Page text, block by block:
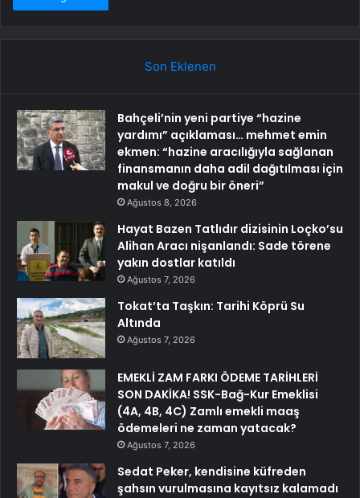
Son Eklenen
Bahçeli’nin yeni partiye “hazine
yardımı” açıklaması… mehmet emin
ekmen: “hazine aracılığıyla sağlanan
finansmanın daha adil dağıtılması için
makul ve doğru bir öneri”
Ağustos 8, 2026
Hayat Bazen Tatlıdır dizisinin Loçko’su
Alihan Aracı nişanlandı: Sade törene
yakın dostlar katıldı
Ağustos 7, 2026
Tokat’ta Taşkın: Tarihi Köprü Su
Altında
Ağustos 7, 2026
EMEKLİ ZAM FARKI ÖDEME TARİHLERİ
SON DAKİKA! SSK-Bağ-Kur Emeklisi
(4A, 4B, 4C) Zamlı emekli maaş
ödemeleri ne zaman yatacak?
Ağustos 7, 2026
Sedat Peker, kendisine küfreden
şahsın vurulmasına kayıtsız kalamadı